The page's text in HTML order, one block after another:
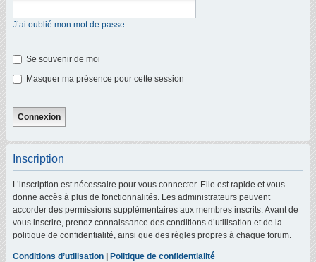
J’ai oublié mon mot de passe
Se souvenir de moi
Masquer ma présence pour cette session
Inscription
L’inscription est nécessaire pour vous connecter. Elle est rapide et vous
donne accès à plus de fonctionnalités. Les administrateurs peuvent
accorder des permissions supplémentaires aux membres inscrits. Avant de
vous inscrire, prenez connaissance des conditions d’utilisation et de la
politique de confidentialité, ainsi que des règles propres à chaque forum.
Conditions d’utilisation Politique de confidentialité